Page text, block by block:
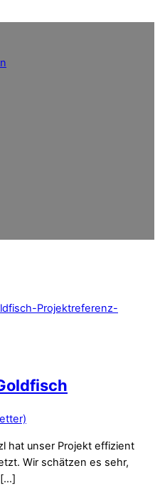
hat unser Projekt effizient
Wir schätzen es sehr,
[…]